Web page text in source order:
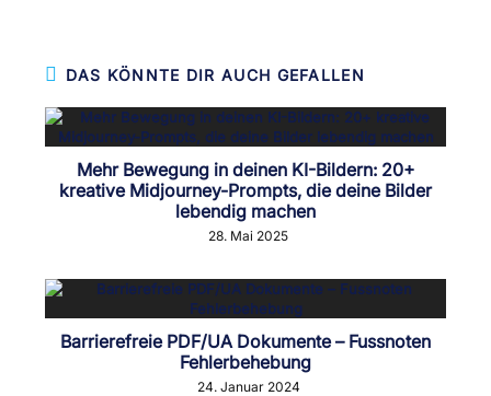
DAS KÖNNTE DIR AUCH GEFALLEN
Mehr Bewegung in deinen KI-Bildern: 20+
kreative Midjourney-Prompts, die deine Bilder
lebendig machen
28. Mai 2025
Barrierefreie PDF/UA Dokumente – Fussnoten
Fehlerbehebung
24. Januar 2024